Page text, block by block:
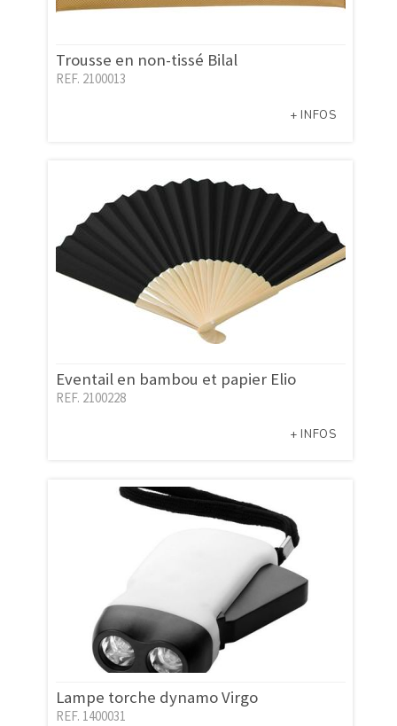
Trousse en non-tissé Bilal
REF. 2100013
+ INFOS
Eventail en bambou et papier Elio
REF. 2100228
+ INFOS
Lampe torche dynamo Virgo
REF. 1400031